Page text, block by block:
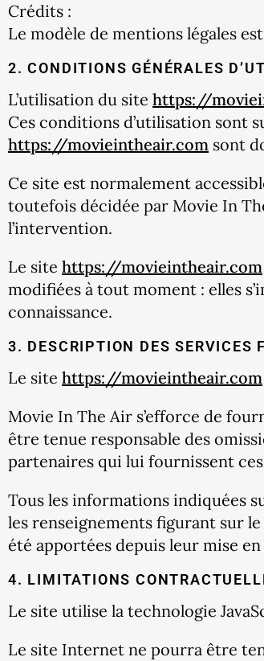
Crédits :
Le modèle de mentions légales
2. CONDITIONS GÉNÉRALES
L’utilisation du site https://
Ces conditions d’utilisation sont
https://movieintheair.com sont
Ce site est normalement
toutefois décidée par Movie In
l’intervention.
Le site https://movieintheair.com
modifiées à tout moment : elles
connaissance.
3. DESCRIPTION DES SERVICES
Le site https://movieintheair.com
Movie In The Air s’efforce de
être tenue responsable des
partenaires qui lui fournissent
Tous les informations indiquées
les renseignements figurant sur
été apportées depuis leur mise en
4. LIMITATIONS
Le site utilise la technologie
Le site Internet ne pourra être